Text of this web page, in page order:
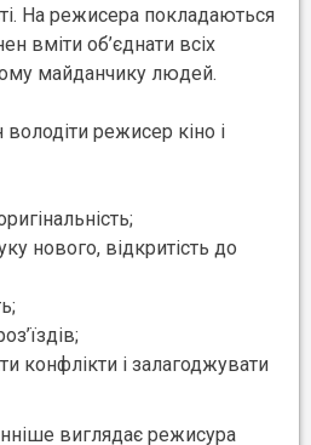
На режисера покладаються
вміти об’єднати всіх
майданчику людей.
режисер кіно і
нового, відкритість до
конфлікти і залагоджувати
виглядає режисура